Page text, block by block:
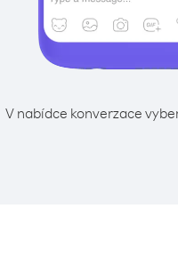
V nabídce konverzace